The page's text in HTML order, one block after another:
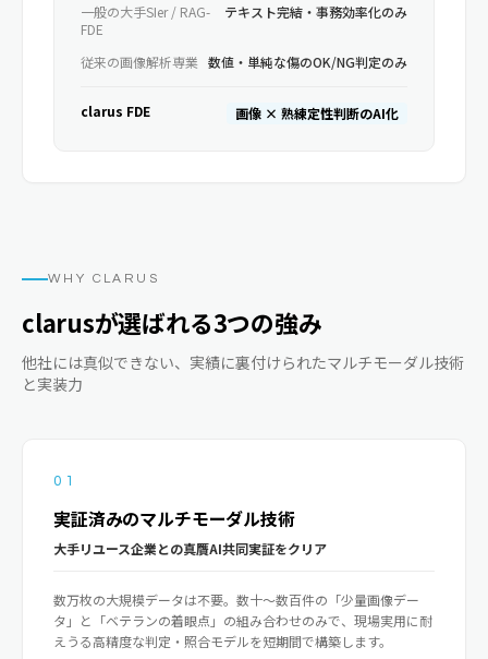
一般の大手SIer / RAG-
FDE
テキスト完結・事務効率化のみ
従来の画像解析専業 数値・単純な傷のOK/NG判定のみ
clarus FDE 画像 × 熟練定性判断のAI化
WHY CLARUS
clarusが選ばれる3つの強み
他社には真似できない、実績に裏付けられたマルチモーダル技術
と実装力
01
実証済みのマルチモーダル技術
大手リユース企業との真贋AI共同実証をクリア
数万枚の大規模データは不要。数十〜数百件の「少量画像デー
タ」と「ベテランの着眼点」の組み合わせのみで、現場実用に耐
えうる高精度な判定・照合モデルを短期間で構築します。